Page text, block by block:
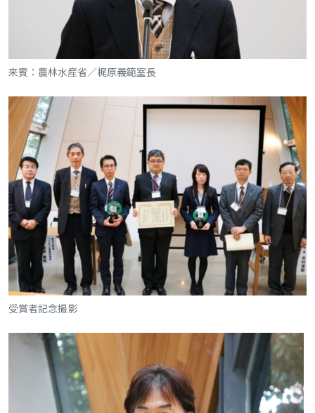
来賓：農林水産省／梶原義範室長
受賞者記念撮影